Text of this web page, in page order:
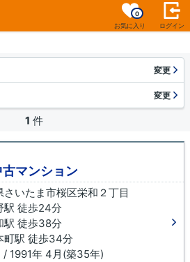
お気に入り
0
ログイン
変更
変更
1 件
マンション
さいたま市桜区栄和２丁目
駅 徒歩24分
駅 徒歩38分
町駅 徒歩34分
/ 1991年 4月(築35年)